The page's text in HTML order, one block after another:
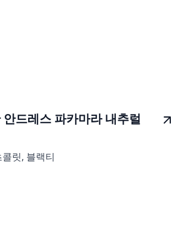
드레스 파카마라 내추럴
릿, 블랙티